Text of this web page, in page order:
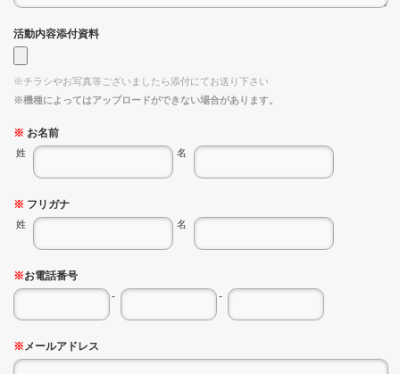
活動内容添付資料
※チラシやお写真等ございましたら添付にてお送り下さい
※機種によってはアップロードができない場合があります。
※ お名前
姓 名
※ フリガナ
姓 名
※お電話番号
-
-
※メールアドレス